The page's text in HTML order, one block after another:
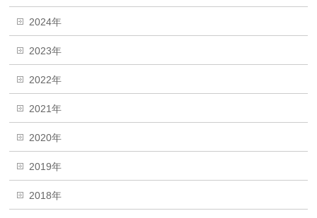
2024年
2023年
2022年
2021年
2020年
2019年
2018年